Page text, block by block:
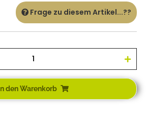
Frage zu diesem Artikel...??
In den Warenkorb